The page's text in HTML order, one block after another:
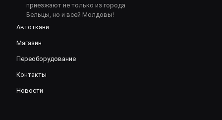
приезжают не только из города
Бельцы, но и всей Молдовы!
Автоткани
Магазин
Переоборудование
Контакты
Новости